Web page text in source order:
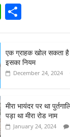
W
s
A
p
S
e
एक ग्राहक खोल सकता
इसका नियम
December 24, 2024
मीरा भायंदर पर था
पड़ा था मीरा रोड नाम
January 24, 2024